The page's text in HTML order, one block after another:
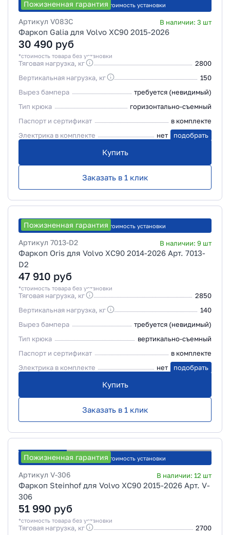
Пожизненная гарантияРассчитать стоимость установки
Артикул V083C В наличии: 3 шт
Фаркоп Galia для Volvo XC90 2015-2026
30 490 руб
*стоимость товара без установки
Тяговая нагрузка, кг
2800
Вертикальная нагрузка, кг
150
Вырез бампера
требуется (невидимый)
Тип крюка
горизонтально-съемный
Паспорт и сертификат
в комплекте
Электрика в комплекте
нет подобрать
Купить
Заказать в 1 клик
Пожизненная гарантияРассчитать стоимость установки
Артикул 7013-D2 В наличии: 9 шт
Фаркоп Oris для Volvo XC90 2014-2026 Арт. 7013-
D2
47 910 руб
*стоимость товара без установки
Тяговая нагрузка, кг
2850
Вертикальная нагрузка, кг
140
Вырез бампера
требуется (невидимый)
Тип крюка
вертикально-съемный
Паспорт и сертификат
в комплекте
Электрика в комплекте
нет подобрать
Купить
Заказать в 1 клик
Пожизненная гарантияРассчитать стоимость установки
Артикул V-306 В наличии: 12 шт
Фаркоп Steinhof для Volvo XC90 2015-2026 Арт. V-
306
51 990 руб
*стоимость товара без установки
Тяговая нагрузка, кг 2700